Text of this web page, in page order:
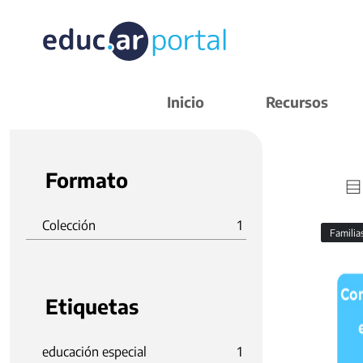
Inicio Recursos
Formato
Colección 1
Etiquetas
educación especial 1